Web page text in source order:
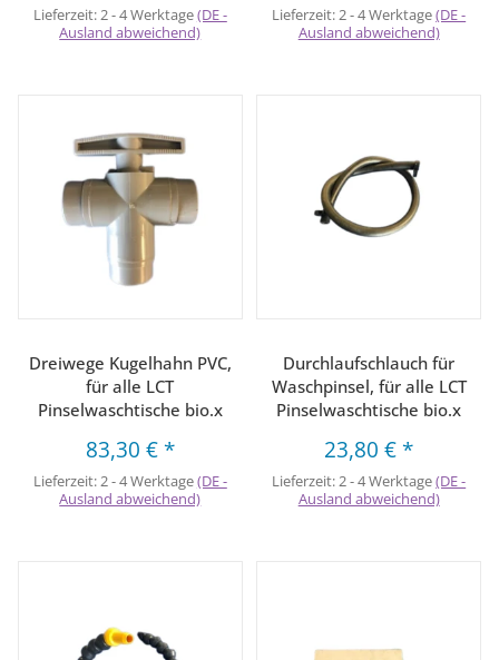
Lieferzeit:2 - 4 Werktage(DE -
Ausland abweichend)
Lieferzeit:2 - 4 Werktage(DE -
Ausland abweichend)
Dreiwege Kugelhahn PVC,
für alle LCT
Pinselwaschtische bio.x
83,30 € *
Lieferzeit:2 - 4 Werktage(DE -
Ausland abweichend)
Durchlaufschlauch für
Waschpinsel, für alle LCT
Pinselwaschtische bio.x
23,80 € *
Lieferzeit:2 - 4 Werktage(DE -
Ausland abweichend)